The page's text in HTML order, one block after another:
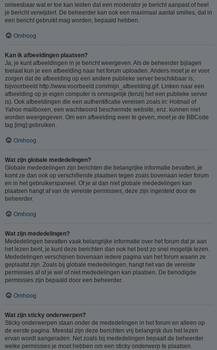
onleesbaar wat er toe kan leiden dat een moderator je bericht aanpast of heel
je bericht verwijdert. De beheerder kan ook een maximaal aantal smilies, dat in
een bericht gebruikt mag worden, bepaald hebben.
Omhoog
Kan ik afbeeldingen plaatsen?
Ja, je kunt afbeeldingen in je bericht weergeven. Als de beheerder bijlagen
toelaat kun je een afbeelding naar het forum uploaden. Anders moet je er voor
zorgen dat de afbeelding op een andere publieke server beschikbaar is,
bijvoorbeeld http://www.voorbeeld.com/mijn_afbeelding.gif. Linken naar een
afbeelding op je eigen computer is onmogelijk (tenzij het een publieke server
is). Ook afbeeldingen die een authentificatie vereisen zoals in: Hotmail of
Yahoo mailboxen, een wachtwoord beschermde website, enz. kunnen niet
worden weergegeven. Om een afbeelding weer te geven, moet je de BBCode
tag [img] gebruiken.
Omhoog
Wat zijn globale mededelingen?
Globale mededelingen zijn berichten die belangrijke informatie bevatten, je
komt ze dan ook op verschillende plaatsen tegen zoals bovenaan ieder forum
en in het gebruikerspaneel. Of je al dan niet globale mededelingen kan
plaatsen hangt af van de vereiste permissies, deze zijn ingesteld door de
beheerder.
Omhoog
Wat zijn mededelingen?
Mededelingen bevatten vaak belangrijke informatie over het forum dat je aan
het lezen bent, je kunt deze berichten dan ook het best zo snel mogelijk lezen.
Mededelingen verschijnen bovenaan iedere pagina van het forum waarin ze
geplaatst zijn. Zoals bij globale mededelingen, hangt het van de vereiste
permissies af of je wel of niet mededelingen kan plaatsen. De benodigde
permissies zijn bepaald door een beheerder.
Omhoog
Wat zijn sticky onderwerpen?
Sticky onderwerpen staan onder de mededelingen in het forum en alleen op
de eerste pagina. Meestal zijn deze berichten vrij belangrijk dus het lezen
ervan wordt aangeraden. Net zoals bij mededelingen bepaalt de beheerder
welke permissies je moet hebben om een sticky onderwerp te plaatsen.